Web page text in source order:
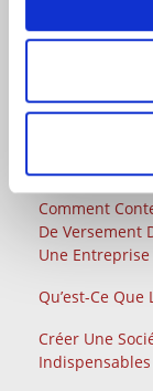
Factures
Procédure
Gérant De
Rupture
Comment
De Versement
Une Entreprise
Qu’est-Ce
Créer Une
Indispensables